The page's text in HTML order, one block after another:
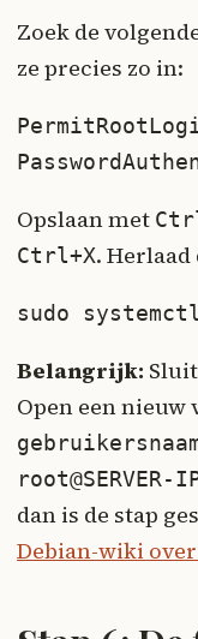
Zoek de
ze precies zo in:
Opslaan met
Ctrl+X. Herlaad
sudo
Belangrijk:
Open een nieuw
root@SERVER-
dan is de stap
Debian-wiki over